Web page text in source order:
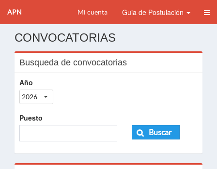
APN Mi cuenta Guia de Postulación
CONVOCATORIAS
Busqueda de convocatorias
Año
2026
Puesto
Buscar